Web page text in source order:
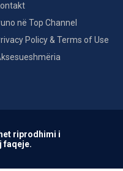
në Top Channel
Policy & Terms of Use
riprodhimi i
faqeje.